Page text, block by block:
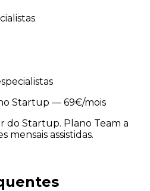
Startup — 69€/mois
do Startup. Plano Team a
mensais assistidas.